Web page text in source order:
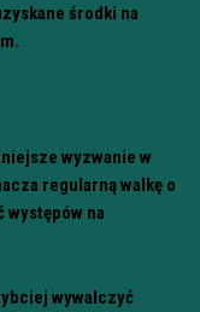
środki na
wyzwanie w
regularną walkę o
na
wywalczyć